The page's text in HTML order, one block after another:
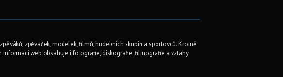
zpěvaček, modelek, filmů, hudebních skupin a sportovců. Kromě
web obsahuje i fotografie, diskografie, filmografie a vztahy